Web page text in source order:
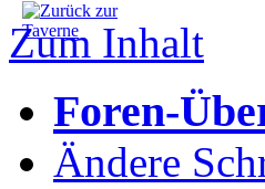
Zum Inhalt
Foren-
Ändere